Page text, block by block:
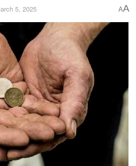
5, 2025 AA